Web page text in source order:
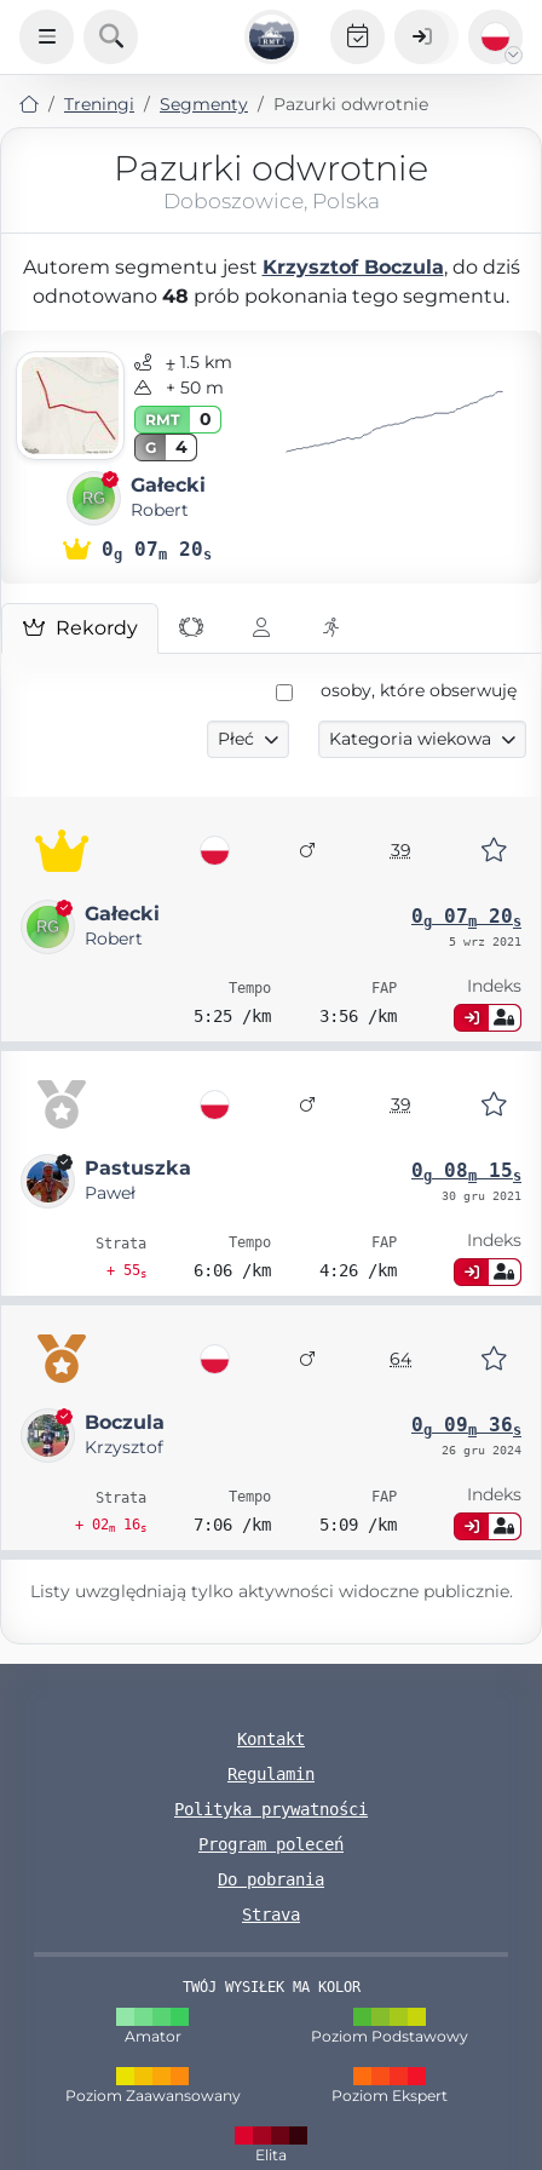
Treningi Segmenty Pazurki odwrotnie
Pazurki odwrotnie
Doboszowice, Polska
Autorem segmentu jest Krzysztof Boczula, do dziś
odnotowano 48 prób pokonania tego segmentu.
⨦ 1.5 km
+ 50 m
RMT 0
G 4
Gałecki
Robert
0g07m20s
Rekordy
osoby, które obserwuję
Płeć Kategoria wiekowa
39
Gałecki
Robert
0g07m20s
5 wrz 2021
Tempo
5:25 /km
FAP
3:56 /km
Indeks
39
Pastuszka
Paweł
0g08m15s
30 gru 2021
Strata
+ 55s
Tempo
6:06 /km
FAP
4:26 /km
Indeks
64
Boczula
Krzysztof
0g09m36s
26 gru 2024
Strata
+ 02m16s
Tempo
7:06 /km
FAP
5:09 /km
Indeks
Listy uwzględniają tylko aktywności widoczne publicznie.
Kontakt
Regulamin
Polityka prywatności
Program poleceń
Do pobrania
Strava
TWÓJ WYSIŁEK MA KOLOR
Amator Poziom Podstawowy
Poziom Zaawansowany Poziom Ekspert
Elita